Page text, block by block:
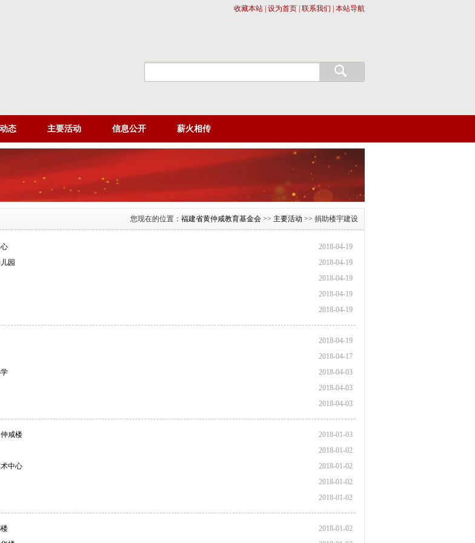
收藏本站 | 设为首页 | 联系我们 | 本站导航
态 主要活动 信息公开 薪火相传
您现在的位置： 福建省黄仲咸教育基金会 >> 主要活动 >> 捐助楼宇建设
2018-04-19
2018-04-19
园
2018-04-19
2018-04-19
2018-04-19
2018-04-19
2018-04-17
2018-04-03
2018-04-03
2018-04-03
2018-01-03
咸楼
2018-01-02
2018-01-02
中心
2018-01-02
2018-01-02
2018-01-02